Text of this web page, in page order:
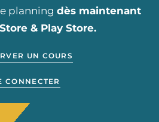
planning dès maintenant
& Play Store.
UN COURS
CONNECTER